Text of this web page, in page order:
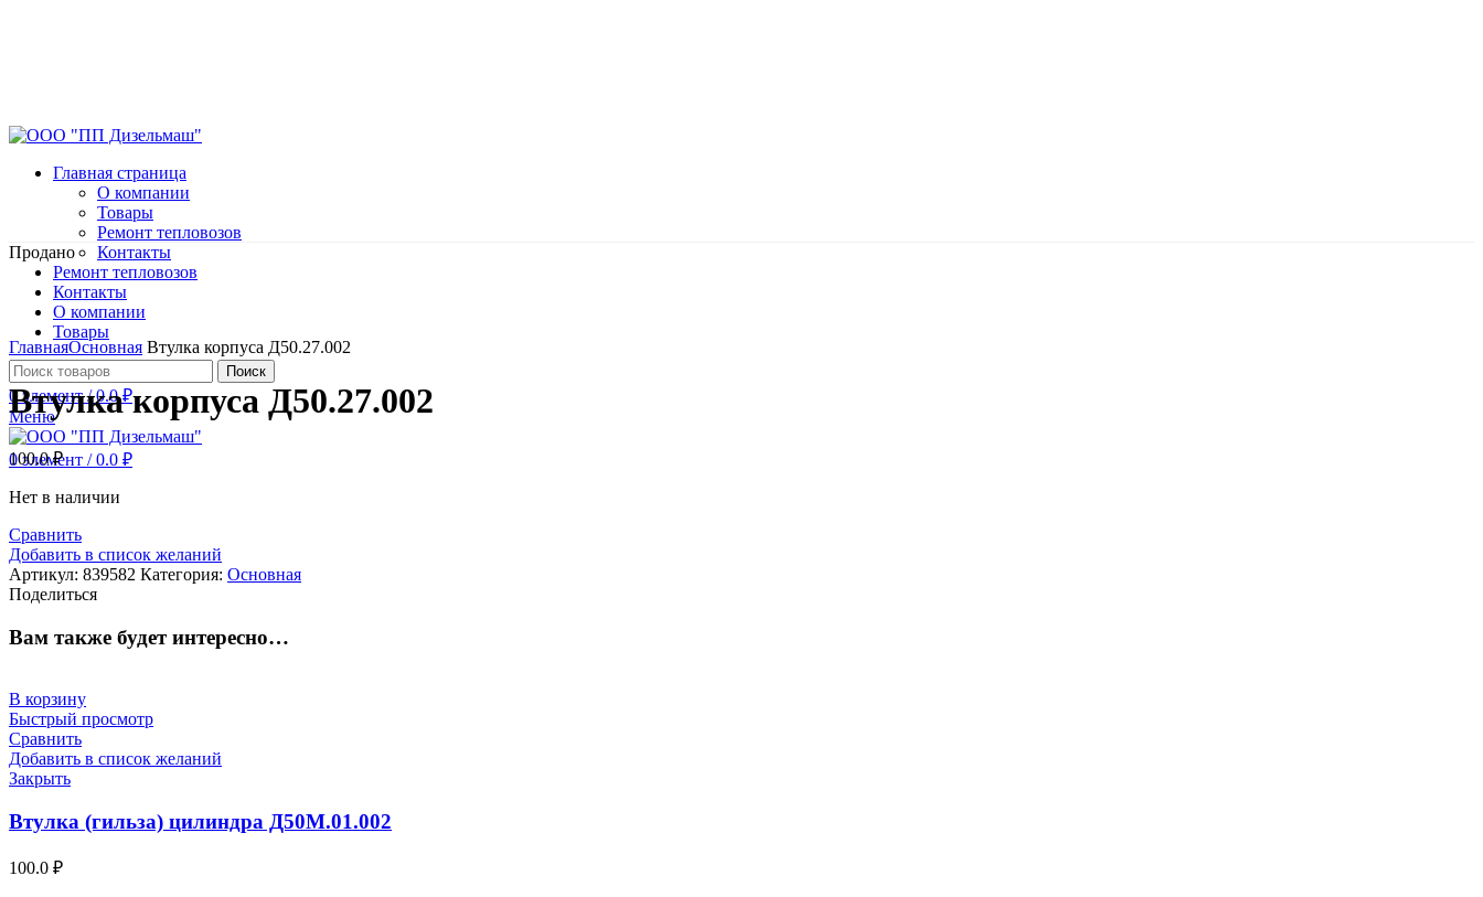
Главная страница
О компании
Товары
Ремонт тепловозов
Контакты
Ремонт тепловозов
Контакты
О компании
Товары
Поиск
0элемент / 0.0₽
Меню
0элемент / 0.0 ₽
Продано
Нажмите, чтобы увеличить
ГлавнаяОсновная Втулка корпуса Д50.27.002
Втулка корпуса Д50.27.002
100.0₽
Нет в наличии
Сравнить
Добавить в список желаний
Артикул: 839582 Категория: Основная
Поделиться
Вам также будет интересно…
В корзину
Быстрый просмотр
Сравнить
Добавить в список желаний
Закрыть
Втулка (гильза) цилиндра Д50М.01.002
100.0 ₽